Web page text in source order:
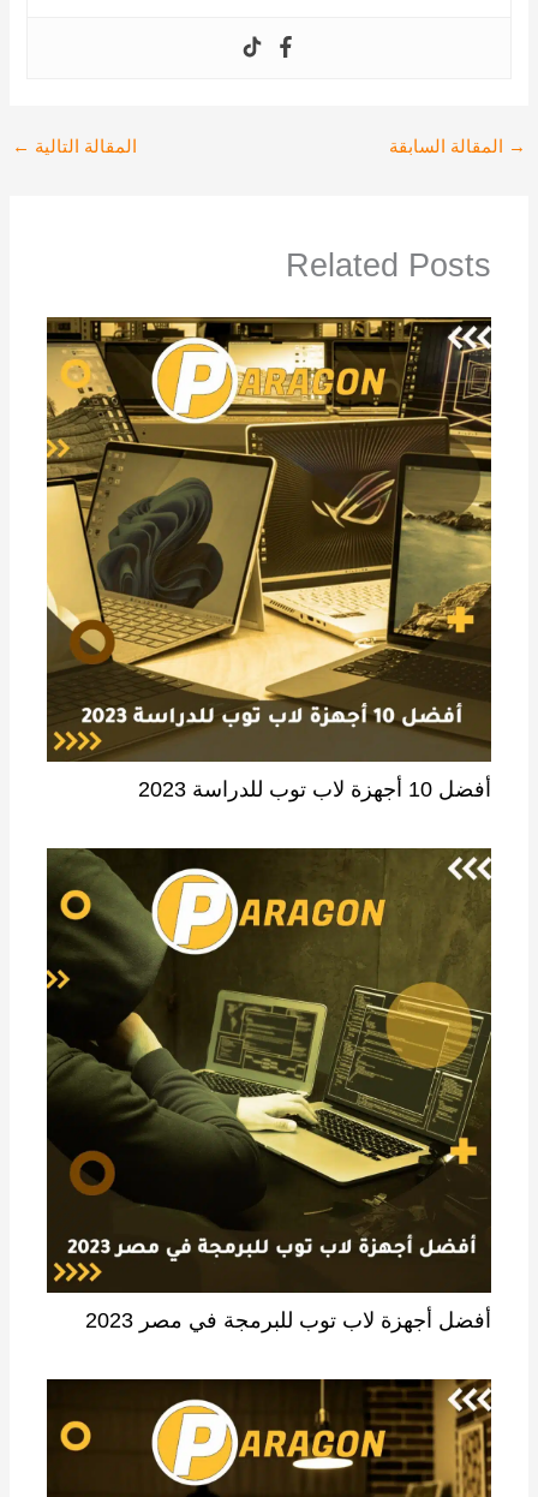
→ المقالة السابقة المقالة التالية ←
Related Posts
أفضل 10 أجهزة لاب توب للدراسة 2023
أفضل أجهزة لاب توب للبرمجة في مصر 2023